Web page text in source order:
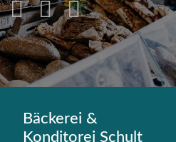
Bäckerei &
Konditorei Schult